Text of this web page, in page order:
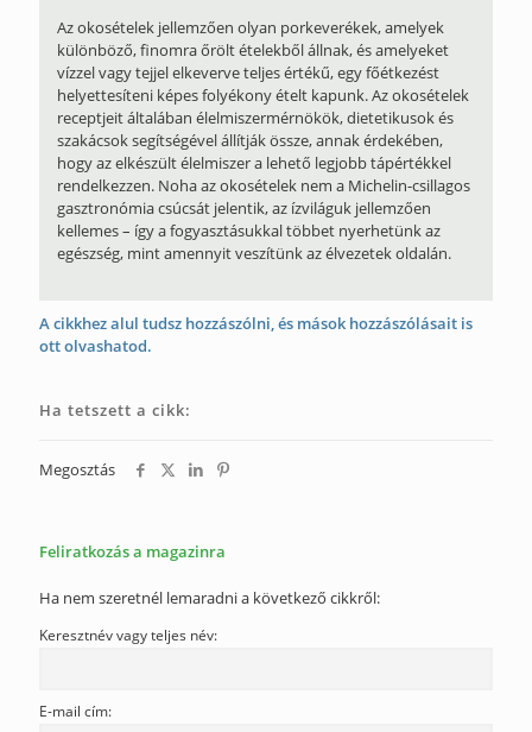
Az okosételek jellemzően olyan porkeverékek, amelyek
különböző, finomra őrölt ételekből állnak, és amelyeket
vízzel vagy tejjel elkeverve teljes értékű, egy főétkezést
helyettesíteni képes folyékony ételt kapunk. Az okosételek
receptjeit általában élelmiszermérnökök, dietetikusok és
szakácsok segítségével állítják össze, annak érdekében,
hogy az elkészült élelmiszer a lehető legjobb tápértékkel
rendelkezzen. Noha az okosételek nem a Michelin-csillagos
gasztronómia csúcsát jelentik, az ízviláguk jellemzően
kellemes – így a fogyasztásukkal többet nyerhetünk az
egészség, mint amennyit veszítünk az élvezetek oldalán.
A cikkhez alul tudsz hozzászólni, és mások hozzászólásait is
ott olvashatod.
Ha tetszett a cikk:
Megosztás
Feliratkozás a magazinra
Ha nem szeretnél lemaradni a következő cikkről:
Keresztnév vagy teljes név:
E-mail cím: